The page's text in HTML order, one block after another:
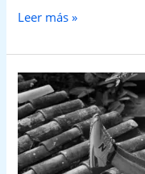
Leer más »
Academia
PRO
Calistenia
de
Nacho